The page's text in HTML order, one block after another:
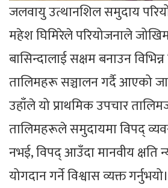
जलवायु उत्थानशिल समुदाय
महेश घिमिरेले परियोजनाले
बासिन्दालाई सक्षम बनाउन
तालिमहरू सञ्चालन गर्दै आएको
उहाँले यो प्राथमिक उपचार
तालिमहरूले समुदायमा विपद्
नभई, विपद् आउँदा मानवीय
योगदान गर्ने विश्वास व्यक्त गर्नुभयो।